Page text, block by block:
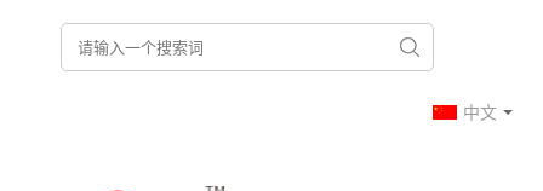
中文